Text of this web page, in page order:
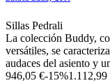
Sillas Pedrali
La colección Buddy,
versátiles, se
audaces del asiento y
946,05 €-15%1.112,99